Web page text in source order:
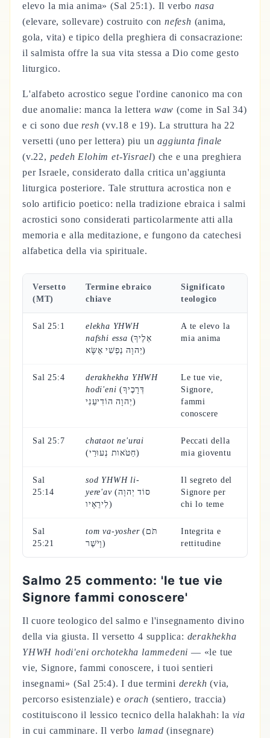
elevo la mia anima» (Sal 25:1). Il verbo nasa
(elevare, sollevare) costruito connefesh (anima,
gola, vita) e tipico della preghiera di consacrazione:
il salmista offre la sua vita stessa a Dio come gesto
liturgico.
L'alfabeto acrostico segue l'ordine canonico ma con
due anomalie: manca la lettera waw (come in Sal 34)
e ci sono due resh (vv.18 e 19). La struttura ha 22
versetti (uno per lettera) piu unaggiunta finale
(v.22, pedeh Elohim et-Yisrael) che e una preghiera
per Israele, considerato dalla critica un'aggiunta
liturgica posteriore. Tale struttura acrostica non e
solo artificio poetico: nella tradizione ebraica i salmi
acrostici sono considerati particolarmente atti alla
memoria e alla meditazione, e fungono da catechesi
alfabetica della via spirituale.
Versetto
(MT)
Termine ebraico
chiave
Significato
teologico
Sal 25:1
elekha YHWH
nafshi essa (אֵלֶיךָ
יְהוָה נַפְשִׁי אֶשָּׂא)
A te elevo la
mia anima
Sal 25:4
derakhekha YHWH
hodi'eni (דְּרָכֶיךָ
יְהוָה הוֹדִיעֵנִי)
Le tue vie,
Signore,
fammi
conoscere
Sal 25:7
chataot ne'urai
(חַטֹּאות נְעוּרַי)
Peccati della
mia gioventu
Sal
25:14
sod YHWH li-
yere'av(סוֹד יְהוָה
לִירֵאָיו)
Il segreto del
Signore per
chi lo teme
Sal
25:21
tom va-yosher(תֹּם
וָיֹשֶׁר)
Integrita e
rettitudine
Salmo 25 commento: 'le tue vie
Signore fammi conoscere'
Il cuore teologico del salmo e l'insegnamento divino
della via giusta. Il versetto 4 supplica: derakhekha
YHWH hodi'eni orchotekha lammedeni — «le tue
vie, Signore, fammi conoscere, i tuoi sentieri
insegnami» (Sal 25:4). I due termini derekh (via,
percorso esistenziale) eorach (sentiero, traccia)
costituiscono il lessico tecnico della halakhah: la via
in cui camminare. Il verbo lamad (insegnare)